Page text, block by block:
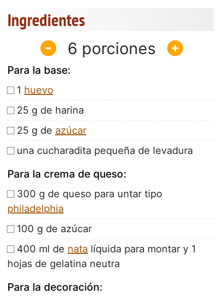
Ingredientes
6
Para la base:
1 huevo
25 g de harina
25 g de azúcar
una cucharadita pequeña de levadura
Para la crema de queso:
300 g de queso para untar tipo
philadelphia
100 g de azúcar
400 ml de nata líquida para montar y 1
hojas de gelatina neutra
Para la decoración: